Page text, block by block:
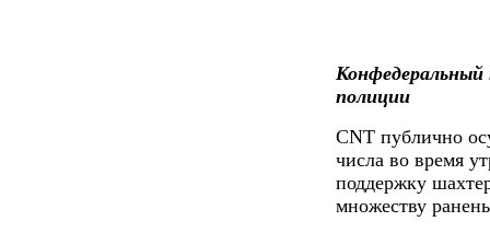
полиции
CNT публично
числа во время
поддержку
множеству